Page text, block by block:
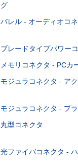
グ
バレル - オーディオコ
ブレードタイプパワー
メモリコネクタ - PCカ
モジュラコネクタ - ア
モジュラコネクタ - プ
丸型コネクタ
光ファイバコネクタ -